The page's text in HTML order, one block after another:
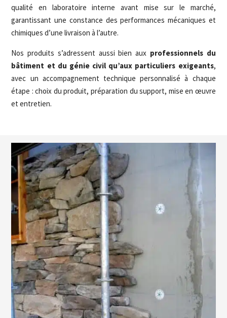
qualité en laboratoire interne avant mise sur le marché,
garantissant une constance des performances mécaniques et
chimiques d’une livraison à l’autre.
Nos produits s’adressent aussi bien aux professionnels du
bâtiment et du génie civil qu’aux particuliers exigeants,
avec un accompagnement technique personnalisé à chaque
étape : choix du produit, préparation du support, mise en œuvre
et entretien.